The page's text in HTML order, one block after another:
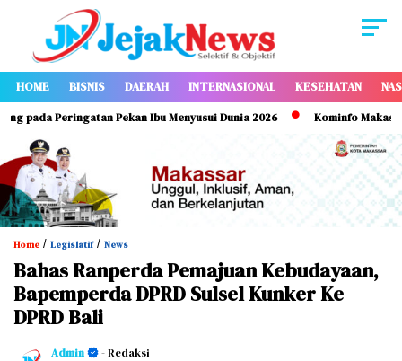
HOME BISNIS DAERAH INTERNASIONAL KESEHATAN
Pekan Ibu Menyusui Dunia 2026 Kominfo Makassar
Home / Legislatif/ News
Bahas Ranperda Pemajuan Kebudayaan,
Bapemperda DPRD Sulsel Kunker Ke
DPRD Bali
Admin
- Redaksi